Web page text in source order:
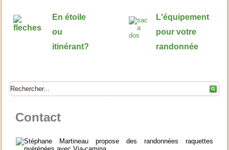
En étoile
ou
itinérant?
L'équipement
pour votre
randonnée
Contact